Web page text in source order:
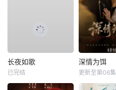
长夜如歌
已完结
深情为饵
更新至第06集